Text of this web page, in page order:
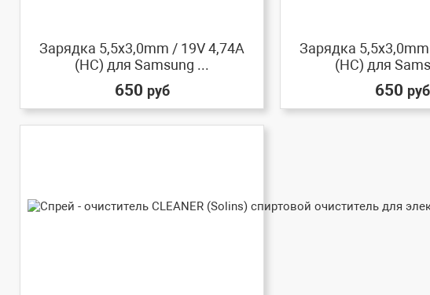
Зарядка 5,5x3,0mm / 19V 4,74A
(HC) для Samsung ...
650 руб
Зарядка
(HC) для
650 руб